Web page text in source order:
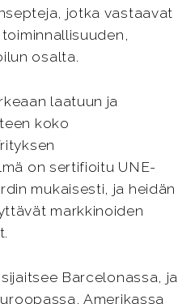
jotka vastaavat
osalta.
laatuun ja
koko
on sertifioitu UNE-
mukaisesti, ja heidän
markkinoiden
Barcelonassa, ja
Amerikassa